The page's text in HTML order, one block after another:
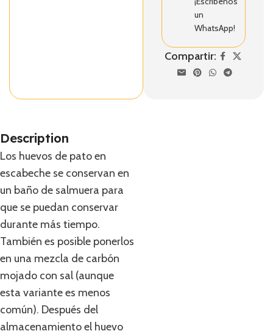
un
WhatsApp!
Compartir:
Description
Los huevos de pato en
escabeche se conservan en
un baño de salmuera para
que se puedan conservar
durante más tiempo.
También es posible ponerlos
en una mezcla de carbón
mojado con sal (aunque
esta variante es menos
común). Después del
almacenamiento el huevo